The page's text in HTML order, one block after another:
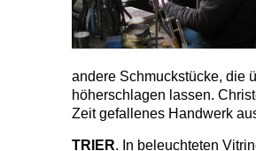
andere Schmuckstücke, die
höherschlagen lassen.
Zeit gefallenes Handwerk
TRIER. In beleuchteten